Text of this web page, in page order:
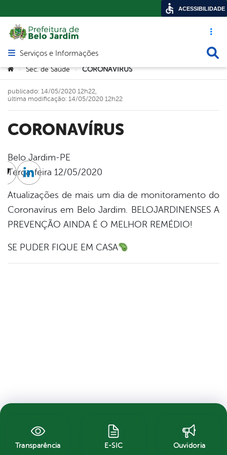
Acesso
Abrir menu principal de navegação
Serviços e Informações
Você está aqui:
> Sec. de Saúde > CORONAVÍRUS
CORONAVÍRUS
publicado: 14/05/2020 12h22,
última modificação: 14/05/2020 12h22
Belo Jardim-PE
Terça-feira 12/05/2020
Atualizações de mais um dia de monitoramento do
Coronavírus em Belo Jardim. BELOJARDINENSES A
PREVENÇÃO AINDA É O MELHOR REMÉDIO!
SE PUDER FIQUE EM CASA
TwitterLinkedin
Transparência E-SIC Ouvidoria
ACESSIBILIDADE